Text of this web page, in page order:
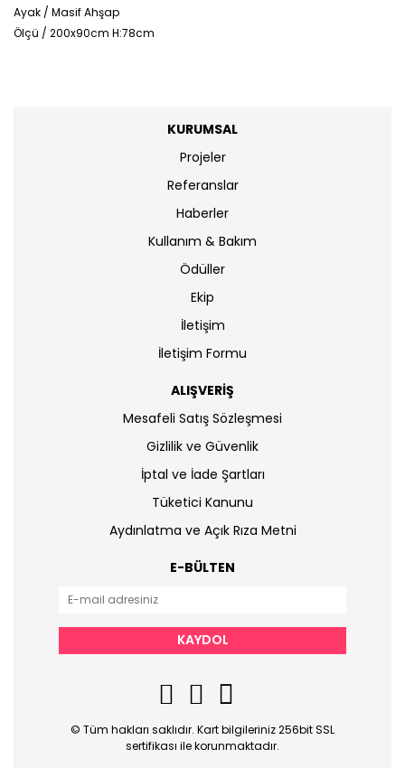
Ayak / Masif Ahşap
Ölçü / 200x90cm H:78cm
KURUMSAL
Projeler
Referanslar
Haberler
Kullanım & Bakım
Ödüller
Ekip
İletişim
İletişim Formu
ALIŞVERİŞ
Mesafeli Satış Sözleşmesi
Gizlilik ve Güvenlik
İptal ve İade Şartları
Tüketici Kanunu
Aydınlatma ve Açık Rıza Metni
E-BÜLTEN
KAYDOL
© Tüm hakları saklıdır. Kart bilgileriniz 256bit SSL
sertifikası ile korunmaktadır.